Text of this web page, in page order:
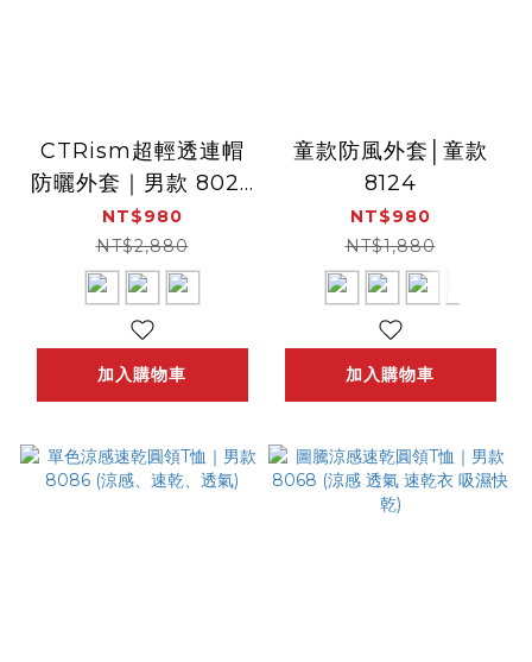
CTRism超輕透連帽
防曬外套｜男款 8027
( 空調外套 冷氣房外
套)
NT$980
NT$2,880
加入購物車
童款防風外套│童款
8124
NT$980
NT$1,880
加入購物車